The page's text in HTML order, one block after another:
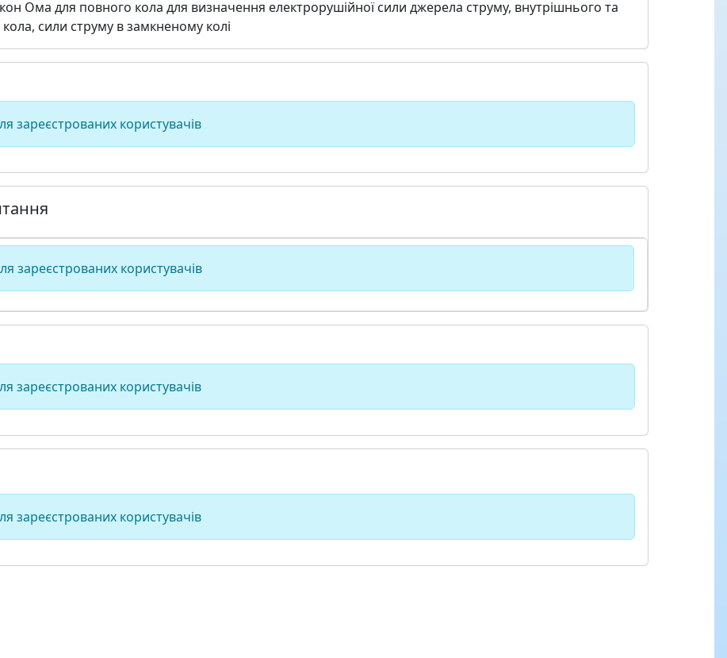
Ома для повного кола для визначення електрорушійної сили джерела струму, внутрішнього та
сили струму в замкненому колі
зареєстрованих користувачів
зареєстрованих користувачів
зареєстрованих користувачів
зареєстрованих користувачів